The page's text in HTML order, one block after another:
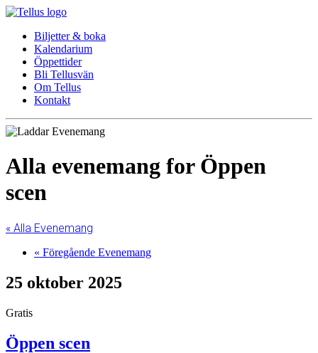
Biljetter & boka
Kalendarium
Öppettider
Bli Tellusvän
Om Tellus
Kontakt
Alla evenemang for Öppen
scen
« Alla Evenemang
« Föregående Evenemang
25 oktober 2025
Gratis
Öppen scen